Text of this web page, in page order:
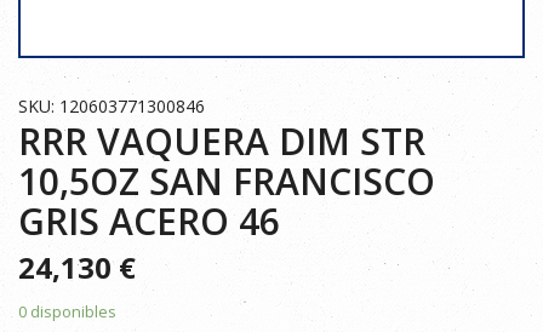
SKU: 120603771300846
RRR VAQUERA DIM STR
10,5OZ SAN FRANCISCO
GRIS ACERO 46
24,130€
0 disponibles